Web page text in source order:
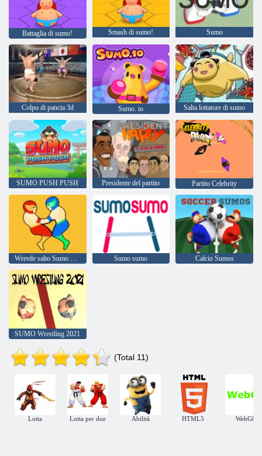
Battaglia di sumo! Smash di sumo! Sumo
Colpo di pancia 3d Sumo. io Salta lottatore di sumo
SUMO PUSH PUSH Presidente del partito Partito Celebrity
Wrestle salto Sumo Fever Sumo sumo Calcio Sumos
SUMO Wrestling 2021
(Total 11)
Lotta Lotta per due Abilità HTML5 WebGL